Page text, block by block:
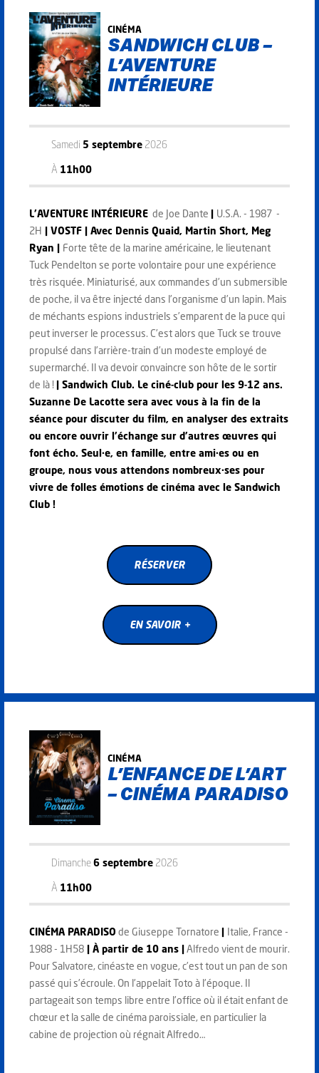
CINÉMA
SANDWICH CLUB –
L’AVENTURE
INTÉRIEURE
Samedi 5 septembre 2026
À 11h00
L'AVENTURE INTÉRIEURE de Joe Dante | U.S.A. - 1987 -
2H | VOSTF | Avec Dennis Quaid, Martin Short, Meg
Ryan | Forte tête de la marine américaine, le lieutenant
Tuck Pendelton se porte volontaire pour une expérience
très risquée. Miniaturisé, aux commandes d’un submersible
de poche, il va être injecté dans l’organisme d’un lapin. Mais
de méchants espions industriels s’emparent de la puce qui
peut inverser le processus. C’est alors que Tuck se trouve
propulsé dans l’arrière-train d’un modeste employé de
supermarché. Il va devoir convaincre son hôte de le sortir
de là ! | Sandwich Club. Le ciné-club pour les 9-12 ans.
Suzanne De Lacotte sera avec vous à la fin de la
séance pour discuter du film, en analyser des extraits
ou encore ouvrir l’échange sur d’autres œuvres qui
font écho. Seul·e, en famille, entre ami·es ou en
groupe, nous vous attendons nombreux·ses pour
vivre de folles émotions de cinéma avec le Sandwich
Club !
RÉSERVER
EN SAVOIR +
CINÉMA
L’ENFANCE DE L’ART
– CINÉMA PARADISO
Dimanche6 septembre 2026
À 11h00
CINÉMA PARADISO de Giuseppe Tornatore | Italie, France -
1988 - 1H58 | À partir de 10 ans |Alfredo vient de mourir.
Pour Salvatore, cinéaste en vogue, c’est tout un pan de son
passé qui s’écroule. On l’appelait Toto à l’époque. Il
partageait son temps libre entre l’office où il était enfant de
chœur et la salle de cinéma paroissiale, en particulier la
cabine de projection où régnait Alfredo…